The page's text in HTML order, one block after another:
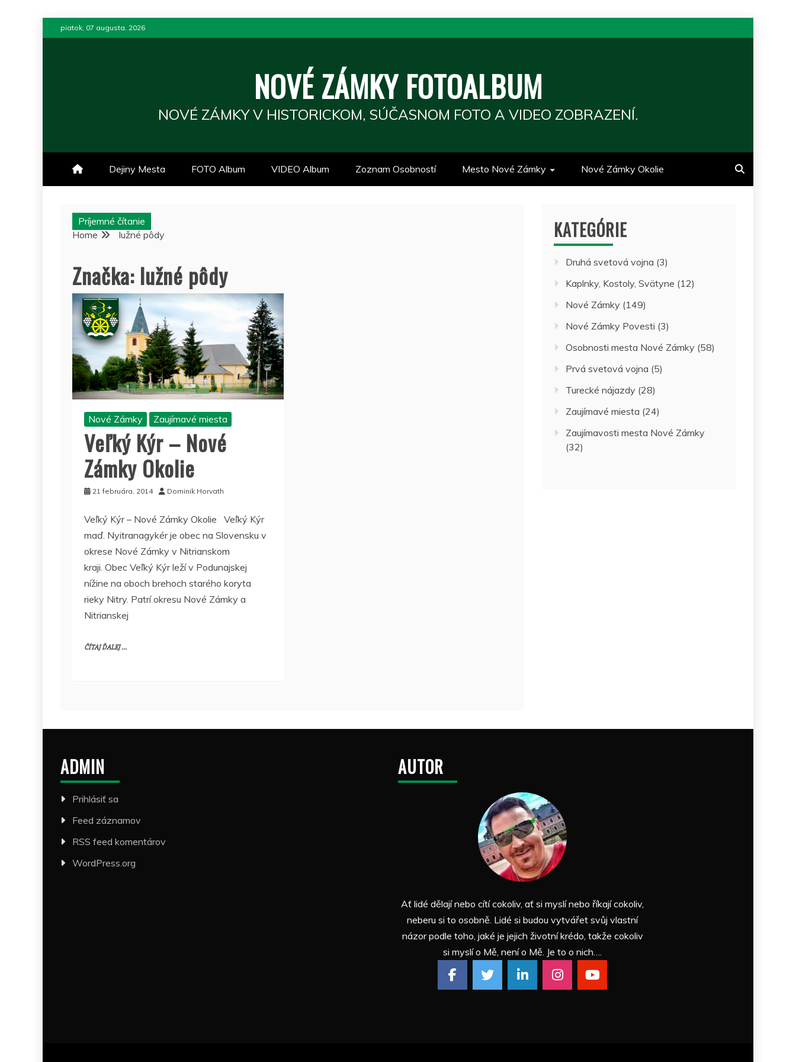
to
piatok, 07 augusta, 2026
NOVÉ ZÁMKY FOTOALBUM
NOVÉ ZÁMKY V HISTORICKOM, SÚČASNOM FOTO A VIDEO ZOBRAZENÍ.
Dejiny Mesta FOTO Album VIDEO Album Zoznam Osobností Mesto Nové Zámky Nové Zámky Okolie
Príjemné čítanie
Home
lužné pôdy
Značka: lužné pôdy
Nové Zámky Zaujímavé miesta
Veľký Kýr – Nové
Zámky Okolie
21 februára, 2014 Dominik Horvath
Veľký Kýr – Nové Zámky Okolie Veľký Kýr
maď. Nyitranagykér je obec na Slovensku v
okrese Nové Zámky v Nitrianskom
kraji. Obec Veľký Kýr leží v Podunajskej
nížine na oboch brehoch starého koryta
rieky Nitry. Patrí okresu Nové Zámky a
Nitrianskej
ČÍTAJ ĎALEJ ...
KATEGÓRIE
Druhá svetová vojna (3)
Kaplnky, Kostoly, Svätyne (12)
Nové Zámky (149)
Nové Zámky Povesti (3)
Osobnosti mesta Nové Zámky (58)
Prvá svetová vojna (5)
Turecké nájazdy (28)
Zaujímavé miesta (24)
Zaujímavosti mesta Nové Zámky
(32)
ADMIN
Prihlásiť sa
Feed záznamov
RSS feed komentárov
WordPress.org
AUTOR
Ať lidé dělají nebo cítí cokoliv, ať si myslí nebo říkají cokoliv,
neberu si to osobně. Lidé si budou vytvářet svůj vlastní
názor podle toho, jaké je jejich životní krédo, takže cokoliv
si myslí o Mě, není o Mě. Je to o nich….